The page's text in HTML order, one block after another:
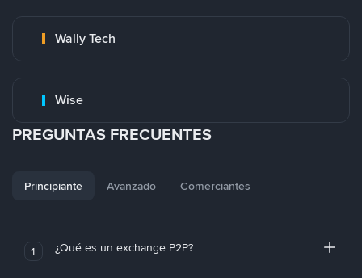
Wally Tech
Wise
PREGUNTAS FRECUENTES
Principiante Avanzado Comerciantes
1 ¿Qué es un exchange P2P?